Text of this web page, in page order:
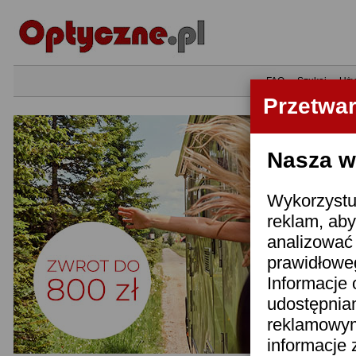
Nasza
reklam,
Informacje
informacje
•FAQ•Szukaj•